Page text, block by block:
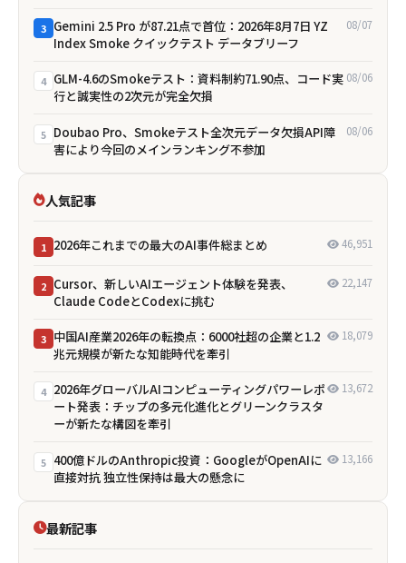
3 Gemini 2.5 Pro が87.21点で首位：2026年8月7日 YZ
Index Smoke クイックテスト データブリーフ
08/07
4 GLM-4.6のSmokeテスト：資料制約71.90点、コード実
行と誠実性の2次元が完全欠損
08/06
5 Doubao Pro、Smokeテスト全次元データ欠損――API障
害により今回のメインランキング不参加
08/06
人気記事
1 2026年これまでの最大のAI事件総まとめ 46,951
2 Cursor、新しいAIエージェント体験を発表、
Claude CodeとCodexに挑む
22,147
3 中国AI産業2026年の転換点：6000社超の企業と1.2
兆元規模が新たな知能時代を牽引
18,079
4 2026年グローバルAIコンピューティングパワーレポ
ート発表：チップの多元化進化とグリーンクラスタ
ーが新たな構図を牽引
13,672
5 400億ドルのAnthropic投資：GoogleがOpenAIに
直接対抗 独立性保持は最大の懸念に
13,166
最新記事